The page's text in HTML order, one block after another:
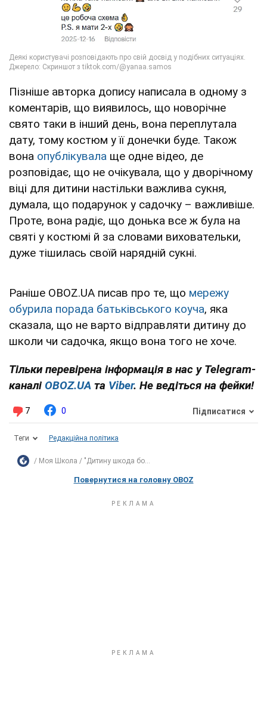
Пізніше авторка допису написала в одному з
коментарів, що виявилось, що новорічне
свято таки в інший день, вона переплутала
дату, тому костюм у її донечки буде. Також
вона опублікувала ще одне відео, де
розповідає, що не очікувала, що у дворічному
віці для дитини настільки важлива сукня,
думала, що подарунок у садочку – важливіше.
Проте, вона радіє, що донька все ж була на
святі у костюмі й за словами виховательки,
дуже тішилась своїй нарядній сукні.
Раніше OBOZ.UA писав про те, що мережу
обурила порада батьківського коуча, яка
сказала, що не варто відправляти дитину до
школи чи садочка, якщо вона того не хоче.
Тільки перевірена інформація в нас у Telegram-
каналі OBOZ.UA та Viber. Не ведіться на фейки!
7 0 Підписатися
Теги Редакційна політика
Моя Школа "Дитину шкода бо...
Повернутися на головну OBOZ